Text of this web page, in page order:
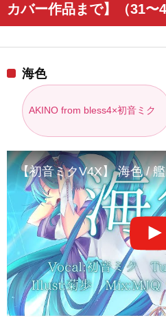
カバー作品まで】（31〜
海色
AKINO from bless4×初音ミク
【初音ミクV4X】 海色 /